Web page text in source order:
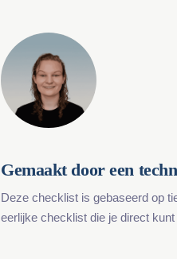
Gemaakt door een
Deze checklist is gebaseerd op
eerlijke checklist die je direct kunt